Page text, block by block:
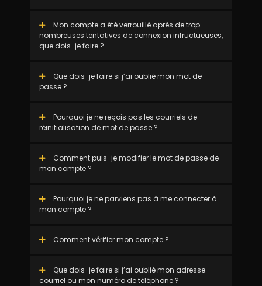
Mon compte a été verrouillé après de trop
nombreuses tentatives de connexion infructueuses,
que dois-je faire ?
Que dois-je faire si j’ai oublié mon mot de
passe ?
Pourquoi je ne reçois pas les courriels de
réinitialisation de mot de passe ?
Comment puis-je modifier le mot de passe de
mon compte ?
Pourquoi je ne parviens pas à me connecter à
mon compte ?
Comment vérifier mon compte ?
Que dois-je faire si j’ai oublié mon adresse
courriel ou mon numéro de téléphone ?